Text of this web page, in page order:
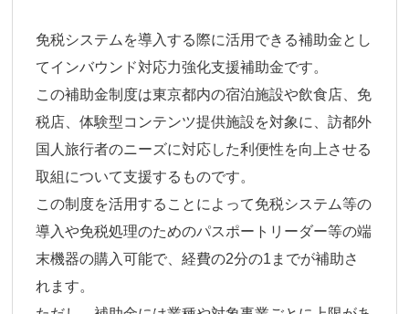
免税システムを導入する際に活用できる補助金とし
てインバウンド対応力強化支援補助金です。
この補助金制度は東京都内の宿泊施設や飲食店、免
税店、体験型コンテンツ提供施設を対象に、訪都外
国人旅行者のニーズに対応した利便性を向上させる
取組について支援するものです。
この制度を活用することによって免税システム等の
導入や免税処理のためのパスポートリーダー等の端
末機器の購入可能で、経費の2分の1までが補助さ
れます。